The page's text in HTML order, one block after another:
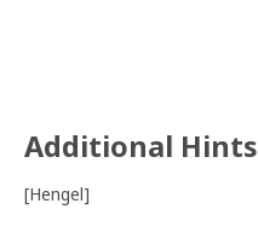
Additional Hints
[Hengel]